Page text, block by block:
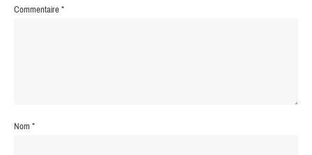
Commentaire*
Nom*